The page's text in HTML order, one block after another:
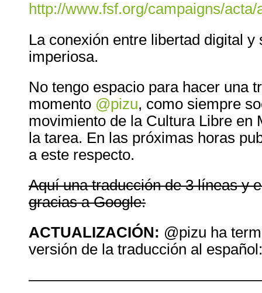
http://www.fsf.org/campaigns/
La conexión entre libertad digital y
imperiosa.
No tengo espacio para hacer una
momento @pizu, como siempre
movimiento de la Cultura Libre en
la tarea. En las próximas horas
a este respecto.
Aquí una traducción de 3 líneas y
gracias a Google:
ACTUALIZACIÓN: @pizu ha
versión de la traducción al español: